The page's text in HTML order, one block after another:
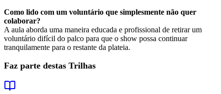
Como lido com um voluntário que simplesmente não quer
colaborar?
A aula aborda uma maneira educada e profissional de retirar um
voluntário difícil do palco para que o show possa continuar
tranquilamente para o restante da plateia.
Faz parte destas Trilhas